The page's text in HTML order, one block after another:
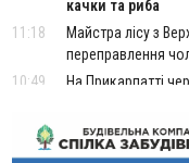
качки та риба
11:18
Майстра лісу з
переправлення
10:49
На Прикарпатті
10:43
За змову на
підприємців